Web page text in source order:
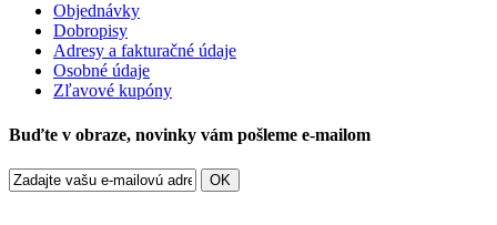
Objednávky
Dobropisy
Adresy a fakturačné údaje
Osobné údaje
Zľavové kupóny
Buďte v obraze, novinky vám pošleme e-mailom
OK